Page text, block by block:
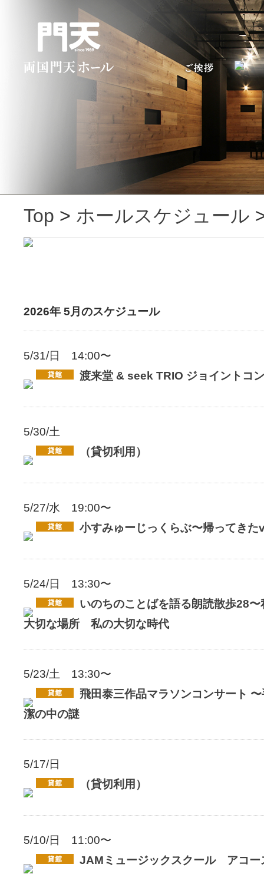
Top > ホールスケジュール
2026年 5月のスケジュール
5/31/日 14:00〜
渡来堂 & seek TRIO ジョイントコ
5/30/土
（貸切利用）
5/27/水 19:00〜
小すみゅーじっくらぶ〜帰ってきた
5/24/日 13:30〜
いのちのことばを語る朗読散歩28
大切な場所 私の大切な時代
5/23/土 13:30〜
飛田泰三作品マラソンコンサート
潔の中の謎
5/17/日
（貸切利用）
5/10/日 11:00〜
JAMミュージックスクール アコー